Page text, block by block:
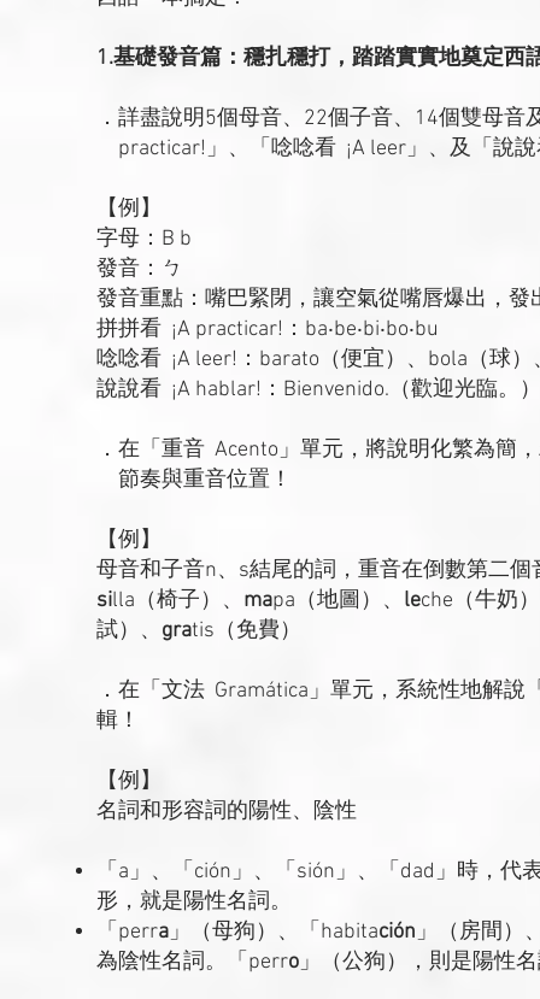
1.基礎發音篇：穩扎穩打，踏踏實實地奠定西
．詳盡說明5個母音、22個子音、14個雙母
practicar!」、「唸唸看 ¡A leer」、及「說
【例】
字母：B b
發音：ㄅ
發音重點：嘴巴緊閉，讓空氣從嘴唇爆出，
拼拼看 ¡A practicar!：ba‧be‧bi‧bo‧bu
唸唸看 ¡A leer!：barato（便宜）、bola（球
說說看 ¡A hablar!：Bienvenido.（歡迎光臨。
．在「重音 Acento」單元，將說明化繁為簡
節奏與重音位置！
【例】
母音和子音n、s結尾的詞，重音在倒數第二個
silla（椅子）、 mapa（地圖）、 leche（牛奶
試）、 gratis（免費）
．在「文法 Gramática」單元，系統性地解
輯！
【例】
名詞和形容詞的陽性、陰性
「a」、「ción」、「sión」、「dad」時，
形，就是陽性名詞。
「perra 」（母狗）、「habitación 」（房間）
為陰性名詞。「perro 」（公狗），則是陽性